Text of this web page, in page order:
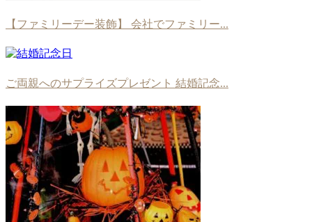
【ファミリーデー装飾】 会社でファミリー...
ご両親へのサプライズプレゼント 結婚記念...